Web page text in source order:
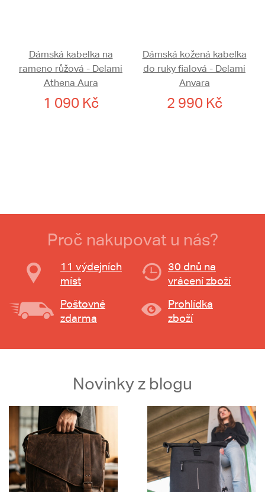
Dámská kabelka na
rameno růžová - Delami
Athena Aura
1 090 Kč
Dámská kožená kabelka
do ruky fialová - Delami
Anvara
2 990 Kč
Proč nakupovat u nás?
11 výdejních
míst
30 dnů na
vrácení zboží
Poštovné
zdarma
Prohlídka
zboží
Novinky z blogu